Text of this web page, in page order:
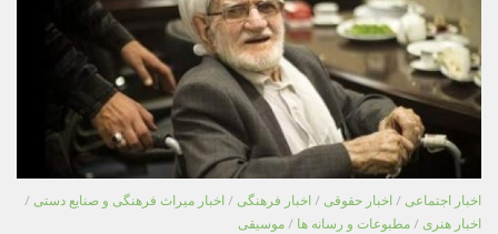
اخبار اجتماعی / اخبار حقوقی / اخبار فرهنگی / اخبار میراث فرهنگی و صنایع دستی /
اخبار هنری / مطبوعات و رسانه ها / موسیقی